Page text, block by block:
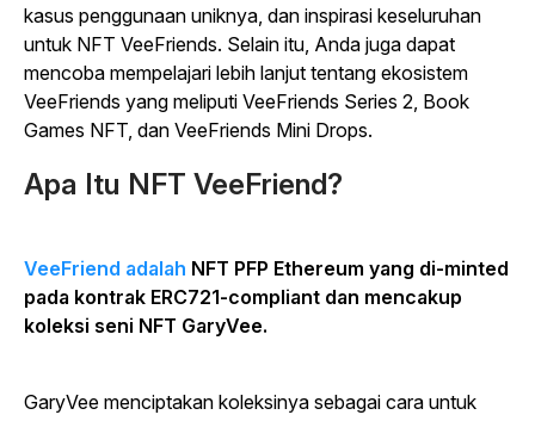
kasus penggunaan uniknya, dan inspirasi keseluruhan
untuk NFT VeeFriends. Selain itu, Anda juga dapat
mencoba mempelajari lebih lanjut tentang ekosistem
VeeFriends yang meliputi VeeFriends Series 2, Book
Games NFT, dan VeeFriends Mini Drops.
Apa Itu NFT VeeFriend?
VeeFriend adalah NFT PFP Ethereum yang di-minted
pada kontrak ERC721-compliant dan mencakup
koleksi seni NFT GaryVee.
GaryVee menciptakan koleksinya sebagai cara untuk